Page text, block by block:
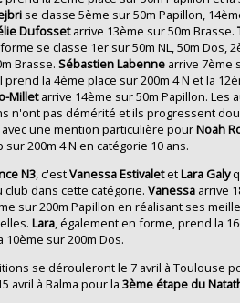
se classe 5ème sur 50m Papillon,
Dufossetarrive 13ème sur 50m Brasse.
se classe 1er sur 50m NL, 50m Dos,
Brasse. Sébastien Labenne arrive 7ème
prend la 4ème place sur 200m 4 N et la
Milletarrive 14ème sur 50m Papillon. Les
n'ont pas démérité et ils progressent
une mention particulière pourNoah
200m 4 N en catégorie 10 ans.
N3, c'estVanessa EstivaletetLara Galy
dans cette catégorie. Vanessa arrive
sur 200m Papillon en réalisant ses
Lara, également en forme, prend la
10ème sur 200m Dos.
se dérouleront le 7 avril à Toulouse
avril à Balma pour la 3ème étape du